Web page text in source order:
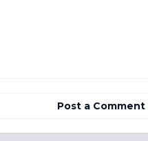
Post a Comment